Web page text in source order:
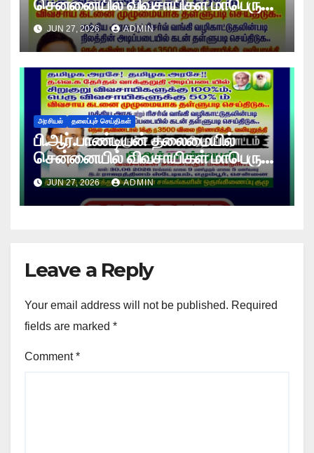
சென்னையில் விவசாயிகள் மாபெரும்
உண்ணாவிரத போராட்டம் !
JUN 27, 2026 ADMIN
அரசியல் தலைப்புச் செய்திகள்
பி.ஆர்.பாண்டியன் தலைமையில்
சென்னையில் விவசாயிகள் மாபெரும்
உண்ணாவிரத போராட்டம் !
JUN 27, 2026 ADMIN
Leave a Reply
Your email address will not be published. Required
fields are marked *
Comment*